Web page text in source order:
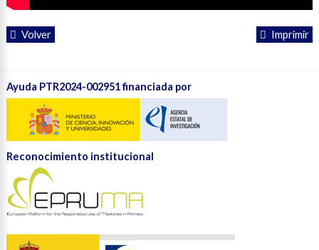
Volver Imprimir
Ayuda PTR2024-002951 financiada por
Reconocimiento institucional